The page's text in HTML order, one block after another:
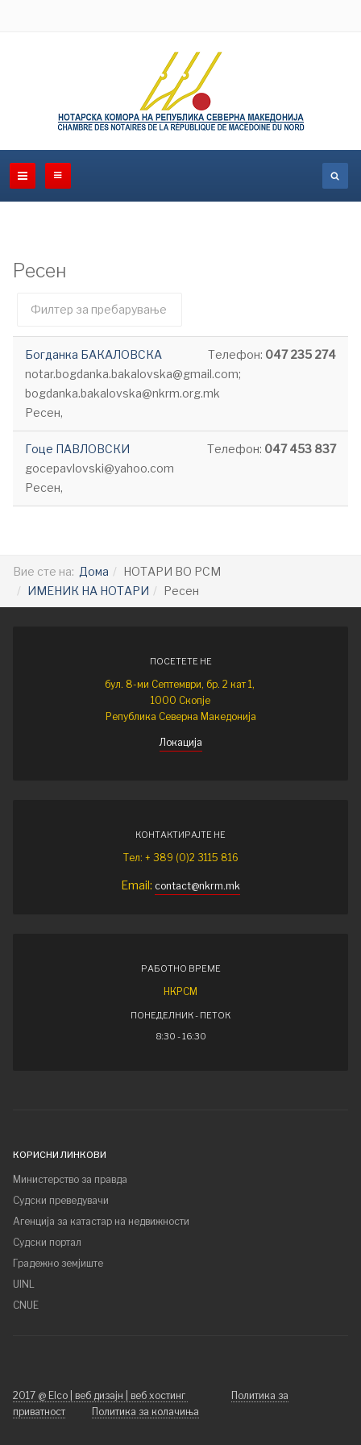
Ресен
Необјавено
Филтер
Телефон: 047 235 274
Богданка БАКАЛОВСКА
notar.bogdanka.bakalovska@gmail.com;
bogdanka.bakalovska@nkrm.org.mk
Ресен,
Телефон: 047 453 837
Гоце ПАВЛОВСКИ
gocepavlovski@yahoo.com
Ресен,
Вие сте на: Дома
НОТАРИ ВО РСМ
ИМЕНИК НА НОТАРИ
Ресен
ПОСЕТЕТЕ НЕ
бул. 8-ми Септември, бр. 2 кат 1,
1000 Скопје
Република Северна Македонија
Локација
КОНТАКТИРАЈТЕ НЕ
Тел: + 389 (0)2 3115 816
Email: contact@nkrm.mk
РАБОТНО ВРЕМЕ
НКРСМ
ПОНЕДЕЛНИК - ПЕТОК
8:30 - 16:30
КОРИСНИ ЛИНКОВИ
Министерство за правда
Судски преведувачи
Агенција за катастар на недвижности
Судски портал
Градежно земјиште
UINL
CNUE
2017 @ Elco | веб дизајн | веб хостинг
Политика за
приватност
Политика за колачиња